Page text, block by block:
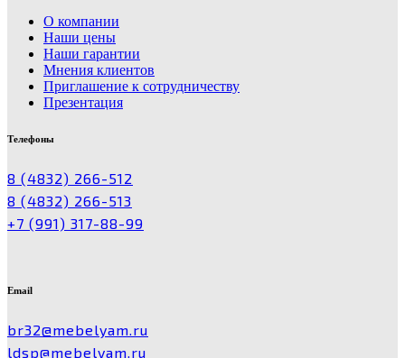
О компании
Наши цены
Наши гарантии
Мнения клиентов
Приглашение к сотрудничеству
Презентация
Телефоны
8 (4832) 266-512
8 (4832) 266-513
+7 (991) 317-88-99
Email
br32@mebelyam.ru
ldsp@mebelyam.ru